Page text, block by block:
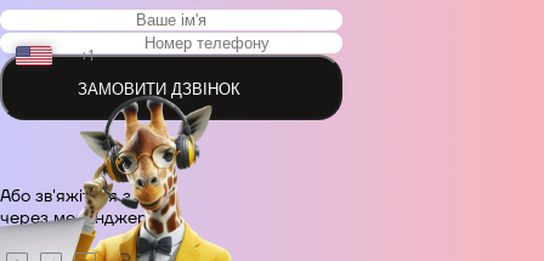
+1
+48
+380
ЗАМОВИТИ ДЗВІНОК
Або зв'яжіться з нами
через месенджер.